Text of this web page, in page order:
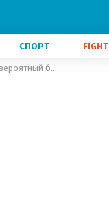
СПОРТ FIGHT
Украинский борец Пышков победил чемпиона мира из России, выполнив невероятный бросок: видео